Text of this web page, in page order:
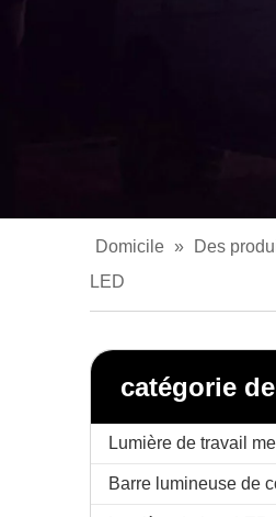
Domicile » Des
LED
catégorie
Lumière de travail